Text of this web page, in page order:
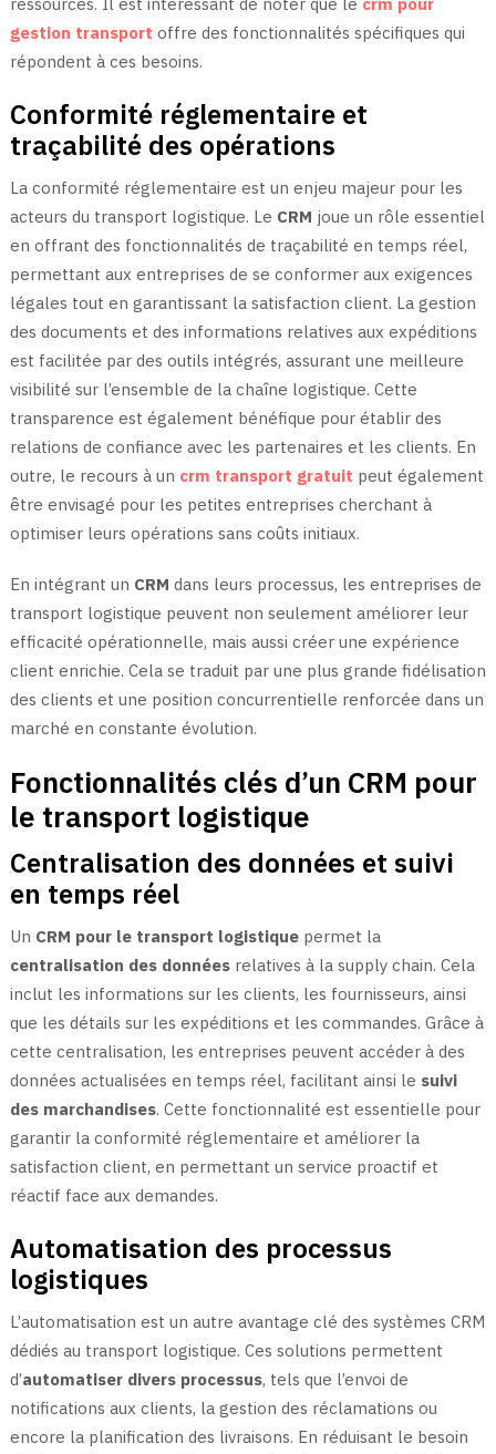
ressources. Il est intéressant de noter que le crm pour
gestion transport offre des fonctionnalités spécifiques qui
répondent à ces besoins.
Conformité réglementaire et
traçabilité des opérations
La conformité réglementaire est un enjeu majeur pour les
acteurs du transport logistique. Le CRM joue un rôle essentiel
en offrant des fonctionnalités de traçabilité en temps réel,
permettant aux entreprises de se conformer aux exigences
légales tout en garantissant la satisfaction client. La gestion
des documents et des informations relatives aux expéditions
est facilitée par des outils intégrés, assurant une meilleure
visibilité sur l’ensemble de la chaîne logistique. Cette
transparence est également bénéfique pour établir des
relations de confiance avec les partenaires et les clients. En
outre, le recours à un crm transport gratuit peut également
être envisagé pour les petites entreprises cherchant à
optimiser leurs opérations sans coûts initiaux.
En intégrant un CRM dans leurs processus, les entreprises de
transport logistique peuvent non seulement améliorer leur
efficacité opérationnelle, mais aussi créer une expérience
client enrichie. Cela se traduit par une plus grande fidélisation
des clients et une position concurrentielle renforcée dans un
marché en constante évolution.
Fonctionnalités clés d’un CRM pour
le transport logistique
Centralisation des données et suivi
en temps réel
Un CRM pour le transport logistiquepermet la
centralisation des donnéesrelatives à la supply chain. Cela
inclut les informations sur les clients, les fournisseurs, ainsi
que les détails sur les expéditions et les commandes. Grâce à
cette centralisation, les entreprises peuvent accéder à des
données actualisées en temps réel, facilitant ainsi le suivi
des marchandises. Cette fonctionnalité est essentielle pour
garantir la conformité réglementaire et améliorer la
satisfaction client, en permettant un service proactif et
réactif face aux demandes.
Automatisation des processus
logistiques
L’automatisation est un autre avantage clé des systèmes CRM
dédiés au transport logistique. Ces solutions permettent
d’automatiser divers processus, tels que l’envoi de
notifications aux clients, la gestion des réclamations ou
encore la planification des livraisons. En réduisant le besoin